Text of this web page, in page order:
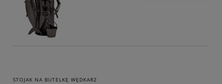
STOJAK NA BUTELKĘ WĘDKARZ